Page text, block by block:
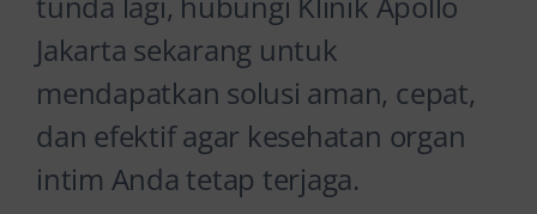
Jakarta sekarang untuk
mendapatkan solusi aman, cepat,
dan efektif agar kesehatan organ
intim Anda tetap terjaga.